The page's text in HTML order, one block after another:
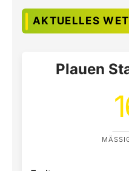
AKTUELLES
Plauen